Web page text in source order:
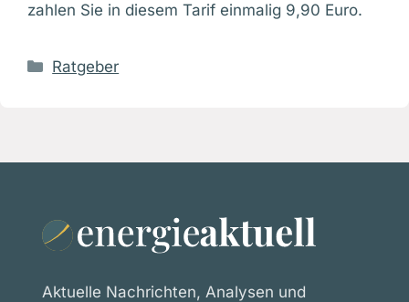
zahlen Sie in diesem Tarif einmalig 9,90 Euro.
Kategorien
Ratgeber
Aktuelle Nachrichten, Analysen und